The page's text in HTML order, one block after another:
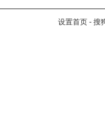
设置首页 - 搜